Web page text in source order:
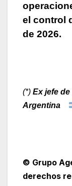
el control
de 2026.
(*) Ex jefe
Argentina
© Grupo
derechos